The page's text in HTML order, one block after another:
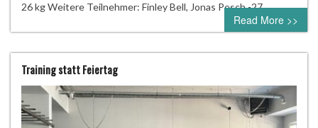
26 kg Weitere Teilnehmer: Finley Bell, Jonas Pesch -27…
Read More >>
Training statt Feiertag